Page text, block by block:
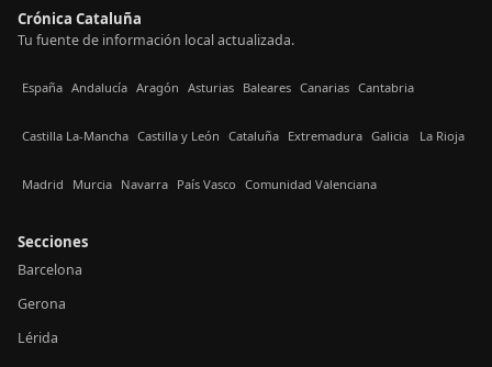
Crónica Cataluña
Tu fuente de información local actualizada.
España Andalucía Aragón Asturias Baleares Canarias Cantabria
Castilla La-Mancha Castilla y León Cataluña Extremadura Galicia La Rioja
Madrid Murcia Navarra País Vasco Comunidad Valenciana
Secciones
Barcelona
Gerona
Lérida